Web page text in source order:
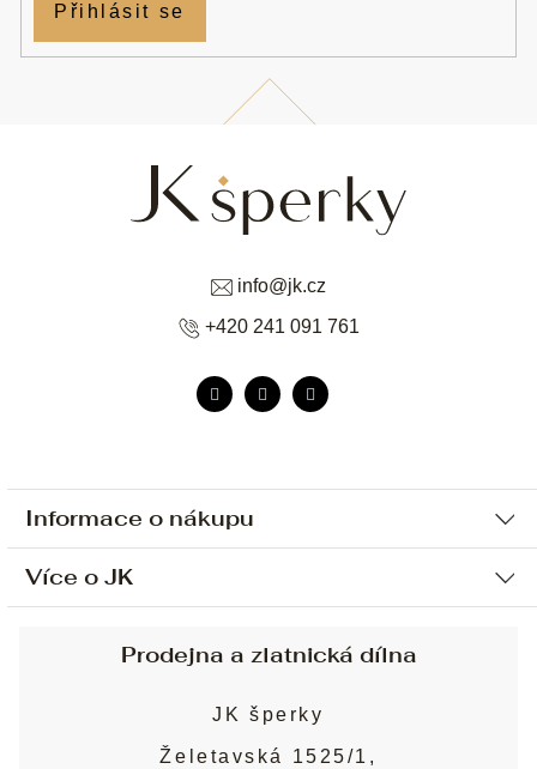
Informace o nákupu
Ochrana osobních údajů
Sjednání osobní schůzky
Obchodní podmínky
Puncovní značky
Více o JK
info@jk.cz
+420 241 091 761
Přihlásit se
Prodejna a zlatnická dílna
JK šperky
Želetavská 1525/1,